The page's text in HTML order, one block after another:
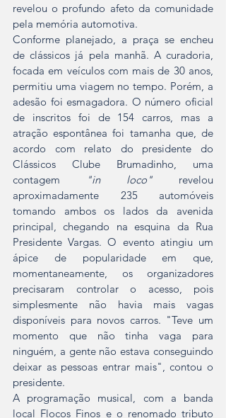
revelou o profundo afeto da comunidade
pela memória automotiva.
Conforme planejado, a praça se encheu
de clássicos já pela manhã. A curadoria,
focada em veículos com mais de 30 anos,
permitiu uma viagem no tempo. Porém, a
adesão foi esmagadora. O número oficial
de inscritos foi de 154 carros, mas a
atração espontânea foi tamanha que, de
acordo com relato do presidente do
Clássicos Clube Brumadinho, uma
contagem
"in loco" revelou
aproximadamente 235 automóveis
tomando ambos os lados da avenida
principal, chegando na esquina da Rua
Presidente Vargas. O evento atingiu um
ápice de popularidade em que,
momentaneamente, os organizadores
precisaram controlar o acesso, pois
simplesmente não havia mais vagas
disponíveis para novos carros. "Teve um
momento que não tinha vaga para
ninguém, a gente não estava conseguindo
deixar as pessoas entrar mais", contou o
presidente.
A programação musical, com a banda
local Flocos Finos e o renomado tributo